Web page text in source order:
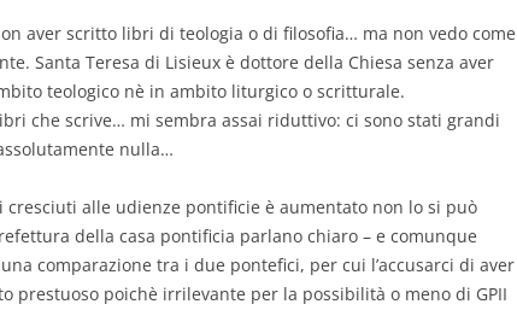
aver scritto libri di teologia o di filosofia… ma non vedo come
Santa Teresa di Lisieux è dottore della Chiesa senza aver
teologico nè in ambito liturgico o scritturale.
che scrive… mi sembra assai riduttivo: ci sono stati grandi
nulla…
cresciuti alle udienze pontificie è aumentato non lo si può
della casa pontificia parlano chiaro – e comunque
comparazione tra i due pontefici, per cui l’accusarci di aver
prestuoso poichè irrilevante per la possibilità o meno di GPII